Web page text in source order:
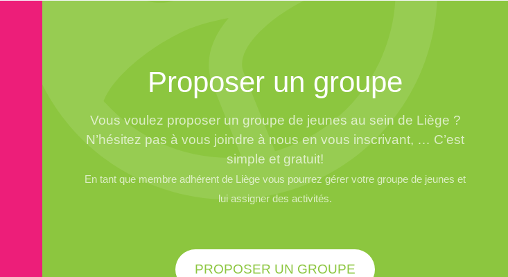
Proposer un groupe
Vous voulez proposer un groupe de jeunes au sein de Liège ?
N’hésitez pas à vous joindre à nous en vous inscrivant, … C’est
simple et gratuit!
En tant que membre adhérent de Liège vous pourrez gérer votre groupe de jeunes et
lui assigner des activités.
PROPOSER UN GROUPE